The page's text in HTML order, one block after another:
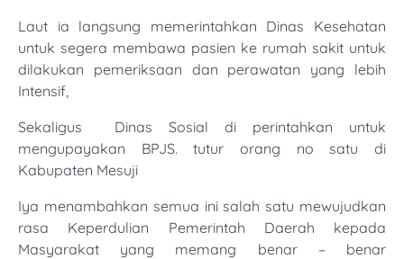
Laut ia langsung memerintahkan Dinas Kesehatan
untuk segera membawa pasien ke rumah sakit untuk
dilakukan pemeriksaan dan perawatan yang lebih
Intensif,
Sekaligus Dinas Sosial di perintahkan untuk
mengupayakan BPJS. tutur orang no satu di
Kabupaten Mesuji
Iya menambahkan semua ini salah satu mewujudkan
rasa Keperdulian Pemerintah Daerah kepada
Masyarakat yang memang benar – benar